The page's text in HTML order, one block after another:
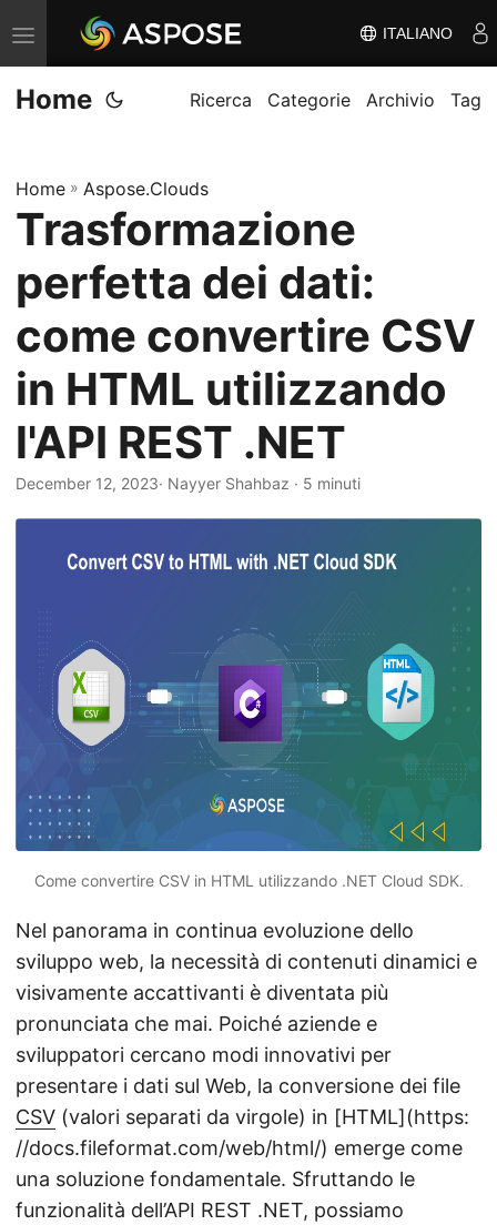
V
ä
x
n
a
i
e
r
i
n
g
ITALIANO
Home Ricerca Categorie Archivio Tag
Home » Aspose.Clouds
Trasformazione
perfetta dei dati:
come convertire CSV
in HTML utilizzando
l'API REST .NET
December 12, 2023· Nayyer Shahbaz · 5 minuti
Come convertire CSV in HTML utilizzando .NET Cloud SDK.
Nel panorama in continua evoluzione dello
sviluppo web, la necessità di contenuti dinamici e
visivamente accattivanti è diventata più
pronunciata che mai. Poiché aziende e
sviluppatori cercano modi innovativi per
presentare i dati sul Web, la conversione dei file
CSV (valori separati da virgole) in [HTML](https:
//docs.fileformat.com/web/html/) emerge come
una soluzione fondamentale. Sfruttando le
funzionalità dell’API REST .NET, possiamo